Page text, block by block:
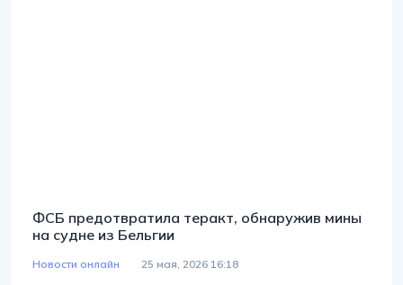
ФСБ предотвратила теракт, обнаружив мины
на судне из Бельгии
Новости онлайн 25 мая, 2026 16:18